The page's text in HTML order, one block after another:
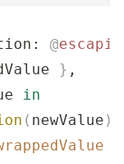
: @
} ,
in
( newValue )